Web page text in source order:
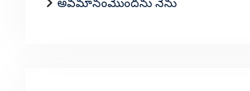
అవమానంమొందను నేను